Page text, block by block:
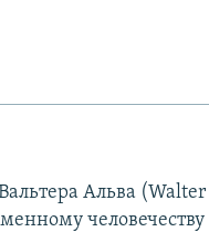
Альва
человечеству